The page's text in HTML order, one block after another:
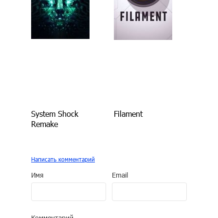
System Shock
Remake
Filament
Написать комментарий
Имя Email